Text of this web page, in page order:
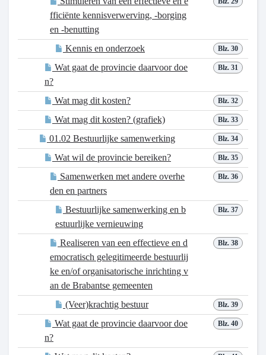
fficiënte kennisverwerving, -borging
en -benutting
Blz. 30
Kennis en onderzoek
Blz. 31
Wat gaat de provincie daarvoor doe
n?
Blz. 32
Wat mag dit kosten?
Blz. 33
Wat mag dit kosten? (grafiek)
Blz. 34
01.02 Bestuurlijke samenwerking
Blz. 35
Wat wil de provincie bereiken?
Blz. 36
Samenwerken met andere overhe
den en partners
Blz. 37
Bestuurlijke samenwerking en b
estuurlijke vernieuwing
Blz. 38
Realiseren van een effectieve en d
emocratisch gelegitimeerde bestuurlij
ke en/of organisatorische inrichting v
an de Brabantse gemeenten
Blz. 39
(Veer)krachtig bestuur
Blz. 40
Wat gaat de provincie daarvoor doe
n?